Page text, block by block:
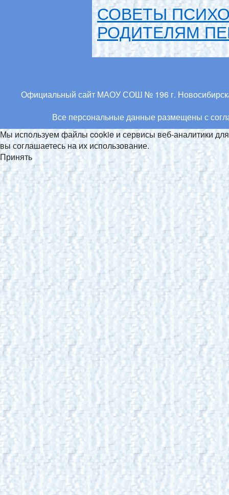
СОВЕТЫ
РОДИТЕЛЯМ
Официальный сайт МАОУ СОШ № 196 г.
Все персональные данные размещены с
Мы используем файлы cookie и сервисы веб-аналитики
вы соглашаетесь на их использование.
Принять